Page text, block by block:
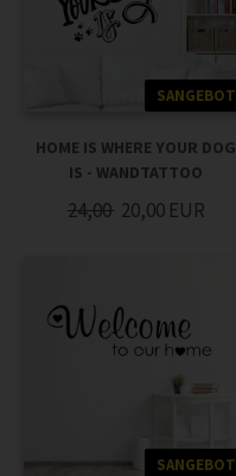
SANGEBOT
HOME IS WHERE YOUR DOG
IS - WANDTATTOO
24,00 20,00 EUR
SANGEBOT